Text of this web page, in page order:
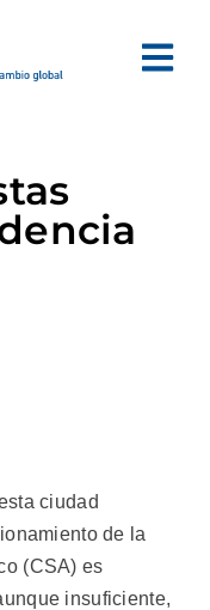
ciudad
de la
(CSA) es
insuficiente,